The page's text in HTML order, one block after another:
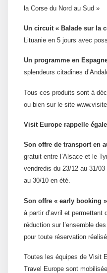
la Corse du Nord au Sud »
Un circuit « Balade sur la
Lituanie en 5 jours avec
Un programme en
splendeurs citadines
Tous ces produits sont à
ou bien sur le site
Visit Europe rappelle
Son offre de transport en
gratuit entre l’Alsace et le
vendredis du 23/12 au 31/
au 30/10 en été.
Son offre « early booking
à partir d’avril et permettant
réduction sur l’ensemble
pour toute réservation
Toutes les équipes de Visit
Travel Europe sont